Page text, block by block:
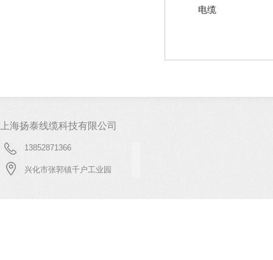
电缆
上海扬泰线缆科技有限公司
13852871366
兴化市张郭镇千户工业园